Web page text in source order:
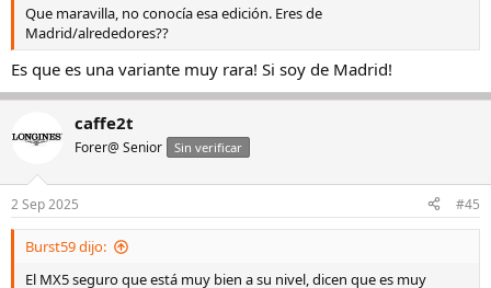
Que maravilla, no conocía esa edición. Eres de
Madrid/alrededores??
Es que es una variante muy rara! Si soy de Madrid!
caffe2t
Forer@ Senior Sin verificar
2 Sep 2025 #45
Burst59 dijo:
El MX5 seguro que está muy bien a su nivel, dicen que es muy